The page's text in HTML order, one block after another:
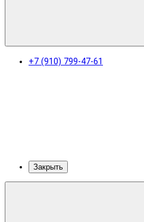
+7 (910) 799-47-61
Закрыть